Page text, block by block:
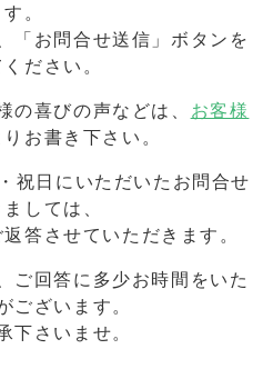
す。
「お問合せ送信」ボタンを
ださい。
の喜びの声などは、 お客様
りお書き下さい。
祝日にいただいたお問合せ
しては、
答させていただきます。
ご回答に多少お時間をいた
ございます。
下さいませ。